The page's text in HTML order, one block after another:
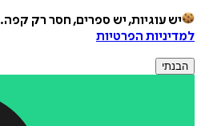
יש עוגיות, יש ספרים, חסר רק קפה.
למדיניות הפרטיות
הבנתי